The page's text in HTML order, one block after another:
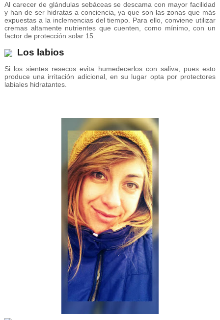
Al carecer de glándulas sebáceas se descama con mayor facilidad
y han de ser hidratas a conciencia, ya que son las zonas que más
expuestas a la inclemencias del tiempo. Para ello, conviene utilizar
cremas altamente nutrientes que cuenten, como mínimo, con un
factor de protección solar 15.
Los labios
Si los sientes resecos evita humedecerlos con saliva, pues esto
produce una irritación adicional, en su lugar opta por protectores
labiales hidratantes.